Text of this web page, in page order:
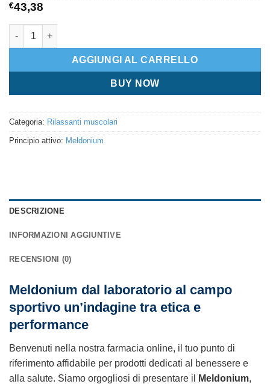
€43,38
Meldonium quantità
AGGIUNGI AL CARRELLO
BUY NOW
Categoria: Rilassanti muscolari
Principio attivo: Meldonium
DESCRIZIONE
INFORMAZIONI AGGIUNTIVE
RECENSIONI (0)
Meldonium dal laboratorio al campo
sportivo un’indagine tra etica e
performance
Benvenuti nella nostra farmacia online, il tuo punto di
riferimento affidabile per prodotti dedicati al benessere e
alla salute. Siamo orgogliosi di presentare il
Meldonium,